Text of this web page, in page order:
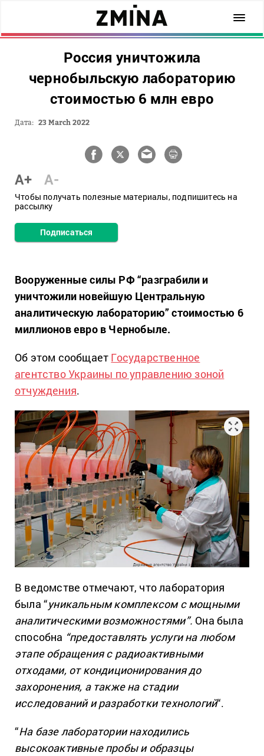
Россия уничтожила
чернобыльскую лабораторию
стоимостью 6 млн евро
Дата: 23 March 2022
A+ A-
Чтобы получать полезные материалы, подпишитесь на
рассылку
Подписаться
Вооруженные силы РФ “разграбили и
уничтожили новейшую Центральную
аналитическую лабораторию” стоимостью 6
миллионов евро в Чернобыле.
Об этом сообщает Государственное
агентство Украины по управлению зоной
отчуждения.
В ведомстве отмечают, что лаборатория
была “уникальным комплексом с мощными
аналитическими возможностями”. Она была
способна “предоставлять услуги на любом
этапе обращения с радиоактивными
отходами, от кондиционирования до
захоронения, а также на стадии
исследований и разработки технологий“.
“На базе лаборатории находились
высокоактивные пробы и образцы